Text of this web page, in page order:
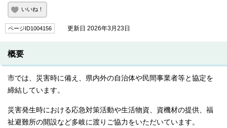
いいね！
ページID1004156 更新日 2026年3月23日
概要
市では、災害時に備え、県内外の自治体や民間事業者等と協定を
締結しています。
災害発生時における応急対策活動や生活物資、資機材の提供、福
祉避難所の開設など多岐に渡りご協力をいただいています。